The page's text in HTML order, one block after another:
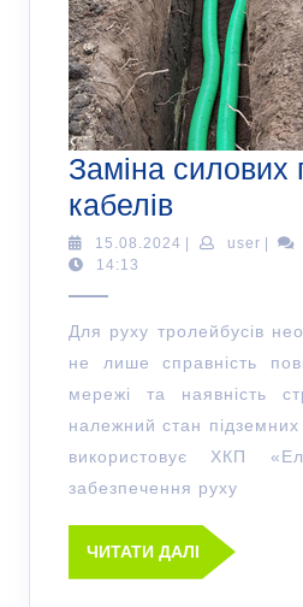
Заміна силових
кабелів
15.08.2024 | user |
14:13
Для руху тролейбусів
не лише справність
мережі та наявність
належний стан
використовує ХКП
забезпечення руху
ЧИТАТИ ДАЛІ